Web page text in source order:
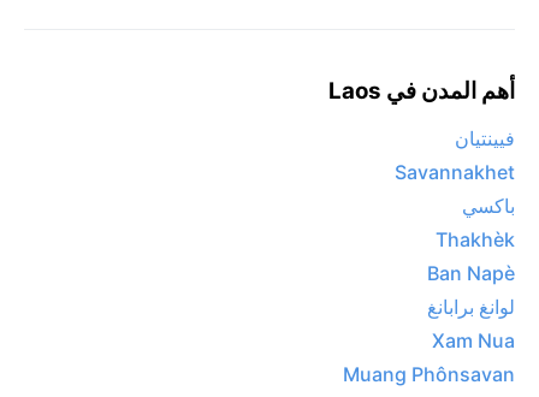
أهم المدن في Laos
فيينتيان
Savannakhet
باكسي
Thakhèk
Ban Napè
لوانغ برابانغ
Xam Nua
Muang Phônsavan